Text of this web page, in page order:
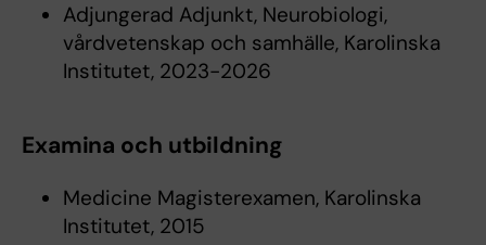
Adjungerad Adjunkt, Neurobiologi,
vårdvetenskap och samhälle, Karolinska
Institutet, 2023-2026
Examina och utbildning
Medicine Magisterexamen, Karolinska
Institutet, 2015